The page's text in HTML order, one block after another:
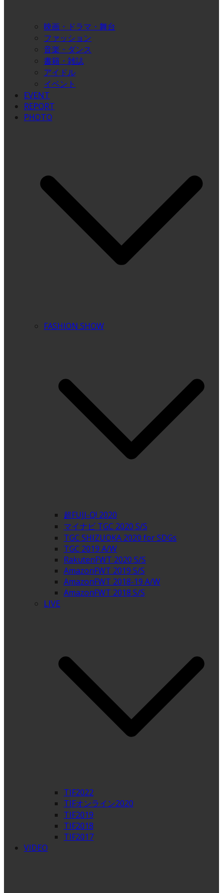
映画・ドラマ・舞台
ファッション
音楽・ダンス
書籍・雑誌
アイドル
イベント
EVENT
REPORT
PHOTO
FASHION SHOW
超FUJI-Q! 2020
マイナビ TGC 2020 S/S
TGC SHIZUOKA 2020 for SDGs
TGC 2019 A/W
RakutenFWT 2020 S/S
AmazonFWT 2019 S/S
AmazonFWT 2018-19 A/W
AmazonFWT 2018 S/S
LIVE
TIF2022
TIFオンライン2020
TIF2019
TIF2018
TIF2017
VIDEO